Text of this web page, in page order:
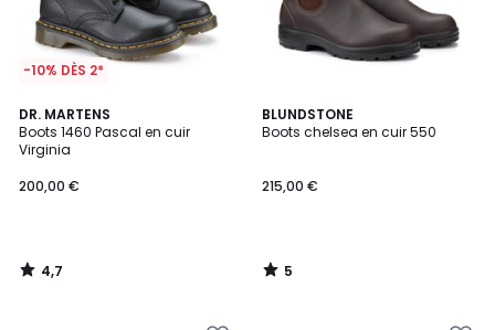
-10% DÈS 2*
DR. MARTENS
Boots 1460 Pascal en cuir
Virginia
200,00 €
4,7
/ 5
4,7
/
BLUNDSTONE
Boots chelsea en cuir 550
215,00 €
5
/
5
/